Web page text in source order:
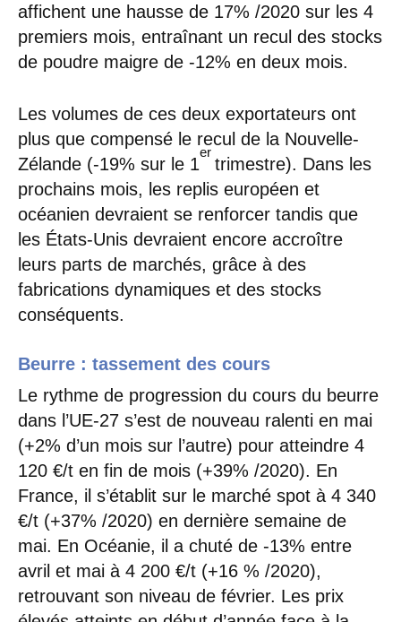
affichent une hausse de 17% /2020 sur les 4
premiers mois, entraînant un recul des stocks
de poudre maigre de -12% en deux mois.
Les volumes de ces deux exportateurs ont
plus que compensé le recul de la Nouvelle-
Zélande (-19% sur le 1
er
trimestre). Dans les
prochains mois, les replis européen et
océanien devraient se renforcer tandis que
les États-Unis devraient encore accroître
leurs parts de marchés, grâce à des
fabrications dynamiques et des stocks
conséquents.
Beurre : tassement des cours
Le rythme de progression du cours du beurre
dans l’UE-27 s’est de nouveau ralenti en mai
(+2% d’un mois sur l’autre) pour atteindre 4
120 €/t en fin de mois (+39% /2020). En
France, il s’établit sur le marché spot à 4 340
€/t (+37% /2020) en dernière semaine de
mai. En Océanie, il a chuté de -13% entre
avril et mai à 4 200 €/t (+16 % /2020),
retrouvant son niveau de février. Les prix